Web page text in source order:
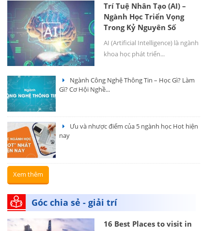
Trí Tuệ Nhân Tạo (AI) –
Ngành Học Triển Vọng
Trong Kỷ Nguyên Số
AI (Artificial Intelligence) là ngành
khoa học phát triển...
Ngành Công Nghệ Thông Tin – Học Gì? Làm
Gì? Cơ Hội Nghề...
Ưu và nhược điểm của 5 ngành học Hot hiện
nay
Xem thêm
Góc chia sẻ - giải trí
16 Best Places to visit in